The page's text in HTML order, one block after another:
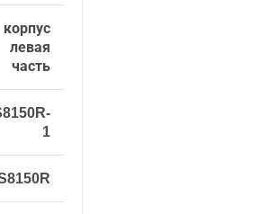
корпус
левая
часть
1